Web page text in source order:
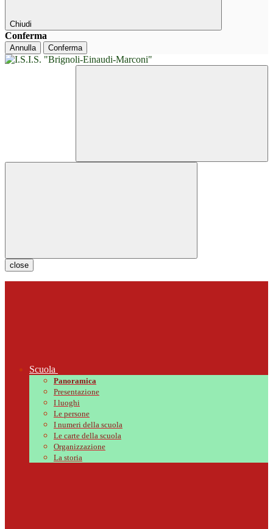
Chiudi
Conferma
Annulla Conferma
close
Scuola
Panoramica
Presentazione
I luoghi
Le persone
I numeri della scuola
Le carte della scuola
Organizzazione
La storia